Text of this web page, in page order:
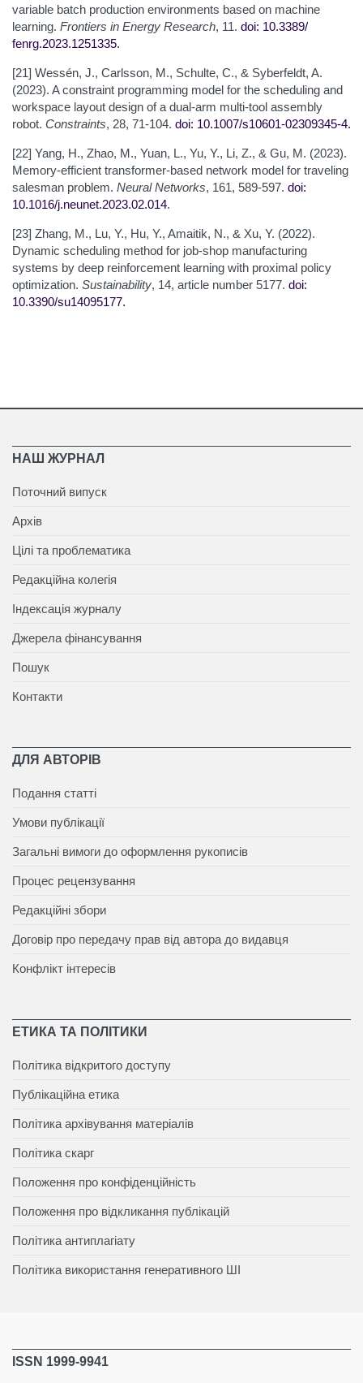
variable batch production environments based on machine
learning. Frontiers in Energy Research, 11. doi: 10.3389/
fenrg.2023.1251335.
[21] Wessén, J., Carlsson, M., Schulte, C., & Syberfeldt, A.
(2023). A constraint programming model for the scheduling and
workspace layout design of a dual-arm multi-tool assembly
robot. Constraints, 28, 71-104. doi: 10.1007/s10601-02309345-4.
[22] Yang, H., Zhao, M., Yuan, L., Yu, Y., Li, Z., & Gu, M. (2023).
Memory-efficient transformer-based network model for traveling
salesman problem. Neural Networks, 161, 589-597. doi:
10.1016/j.neunet.2023.02.014.
[23] Zhang, M., Lu, Y., Hu, Y., Amaitik, N., & Xu, Y. (2022).
Dynamic scheduling method for job-shop manufacturing
systems by deep reinforcement learning with proximal policy
optimization. Sustainability, 14, article number 5177. doi:
10.3390/su14095177.
НАШ ЖУРНАЛ
Поточний випуск
Архів
Цілі та проблематика
Редакційна колегія
Індексація журналу
Джерела фінансування
Пошук
Контакти
ДЛЯ АВТОРІВ
Подання статті
Умови публікації
Загальні вимоги до оформлення рукописів
Процес рецензування
Редакційні збори
Договір про передачу прав від автора до видавця
Конфлікт інтересів
ЕТИКА ТА ПОЛІТИКИ
Політика відкритого доступу
Публікаційна етика
Політика архівування матеріалів
Політика скарг
Положення про конфіденційність
Положення про відкликання публікацій
Політика антиплагіату
Політика використання генеративного ШІ
ISSN 1999-9941